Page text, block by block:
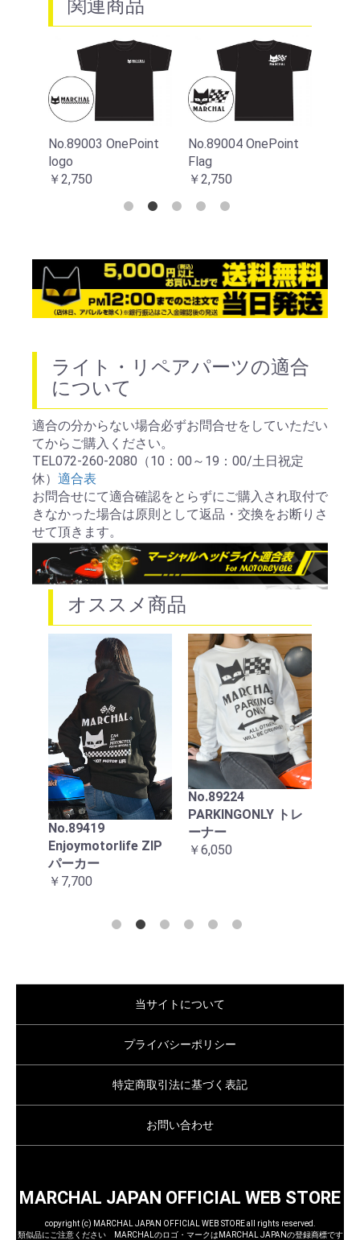
関連商品
No.89003 OnePoint
logo
￥2,750
No.89004 OnePoint
Flag
￥2,750
ライト・リペアパーツの適合
について
適合の分からない場合必ずお問合せをしていただい
てからご購入ください。
TEL072-260-2080（10：00～19：00/土日祝定
休） 適合表
お問合せにて適合確認をとらずにご購入され取付で
きなかった場合は原則として返品・交換をお断りさ
せて頂きます。
オススメ商品
No.89419
Enjoymotorlife ZIP
パーカー
￥7,700
No.89224
PARKINGONLY トレ
ーナー
￥6,050
当サイトについて
プライバシーポリシー
特定商取引法に基づく表記
お問い合わせ
MARCHAL JAPAN OFFICIAL WEB STORE
copyright (c) MARCHAL JAPAN OFFICIAL WEB STORE all rights reserved.
類似品にご注意ください MARCHALのロゴ・マークはMARCHAL JAPANの登録商標です